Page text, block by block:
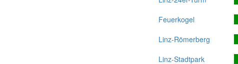
Feuerkogel
Linz-Römerberg
Linz-Stadtpark